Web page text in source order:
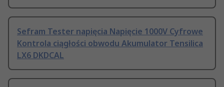
Sefram Tester napięcia Napięcie 1000V Cyfrowe
Kontrola ciągłości obwodu Akumulator Tensilica
LX6 DKDCAL